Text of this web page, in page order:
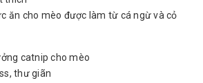
ăn cho mèo được làm từ cá ngừ và cỏ
catnip cho mèo
thư giãn